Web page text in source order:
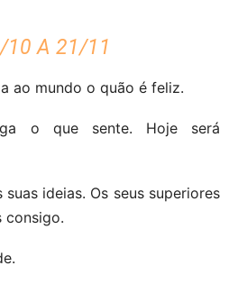
10 A 21/11
ao mundo o quão é feliz.
o que sente. Hoje será
suas ideias. Os seus superiores
consigo.